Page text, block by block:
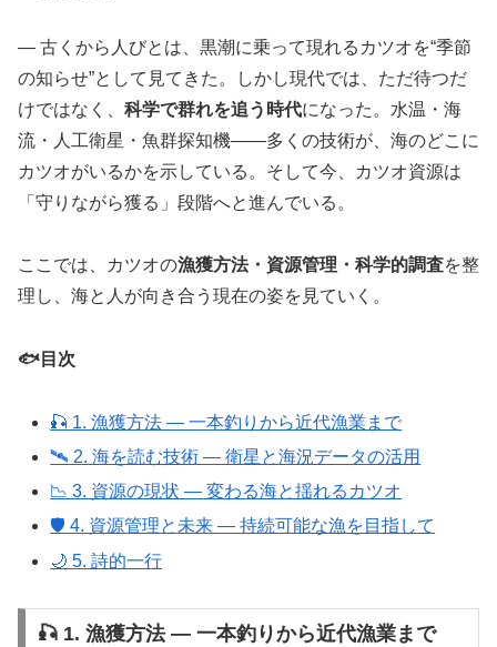
― 古くから人びとは、黒潮に乗って現れるカツオを“季節
の知らせ”として見てきた。しかし現代では、ただ待つだ
けではなく、 科学で群れを追う時代になった。水温・海
流・人工衛星・魚群探知機――多くの技術が、海のどこに
カツオがいるかを示している。そして今、カツオ資源は
「守りながら獲る」段階へと進んでいる。
ここでは、カツオの漁獲方法・資源管理・科学的調査を整
理し、海と人が向き合う現在の姿を見ていく。
🐟目次
🎣 1. 漁獲方法 ― 一本釣りから近代漁業まで
🛰️ 2. 海を読む技術 ― 衛星と海況データの活用
📉 3. 資源の現状 ― 変わる海と揺れるカツオ
🛡️ 4. 資源管理と未来 ― 持続可能な漁を目指して
🌙 5. 詩的一行
🎣 1. 漁獲方法 ― 一本釣りから近代漁業まで